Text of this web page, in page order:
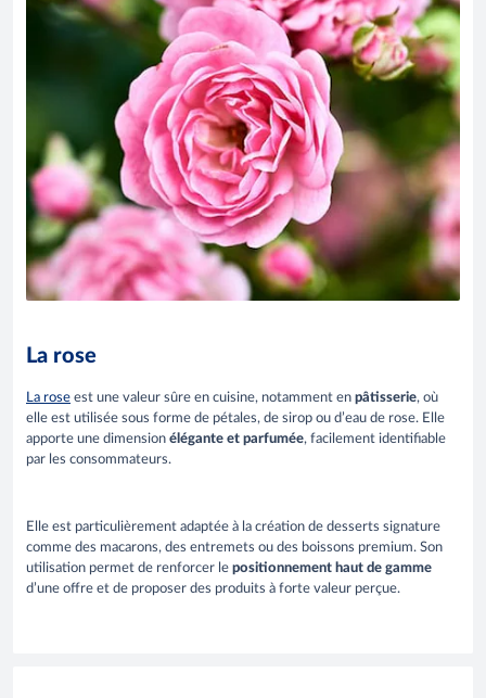
La rose
La rose est une valeur sûre en cuisine, notamment en pâtisserie, où
elle est utilisée sous forme de pétales, de sirop ou d’eau de rose. Elle
apporte une dimension élégante et parfumée, facilement identifiable
par les consommateurs.
Elle est particulièrement adaptée à la création de desserts signature
comme des macarons, des entremets ou des boissons premium. Son
utilisation permet de renforcer le positionnement haut de gamme
d’une offre et de proposer des produits à forte valeur perçue.